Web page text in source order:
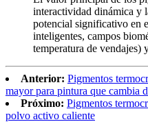
interactividad dinámica y
potencial significativo en
inteligentes, campos
temperatura de vendajes)
Anterior: Pigmentos
mayor para pintura que cambia
Próximo: Pigmentos
polvo activo caliente